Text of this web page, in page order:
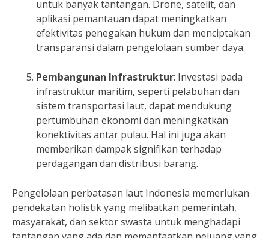
untuk banyak tantangan. Drone, satelit, dan
aplikasi pemantauan dapat meningkatkan
efektivitas penegakan hukum dan menciptakan
transparansi dalam pengelolaan sumber daya.
Pembangunan Infrastruktur: Investasi pada
infrastruktur maritim, seperti pelabuhan dan
sistem transportasi laut, dapat mendukung
pertumbuhan ekonomi dan meningkatkan
konektivitas antar pulau. Hal ini juga akan
memberikan dampak signifikan terhadap
perdagangan dan distribusi barang.
Pengelolaan perbatasan laut Indonesia memerlukan
pendekatan holistik yang melibatkan pemerintah,
masyarakat, dan sektor swasta untuk menghadapi